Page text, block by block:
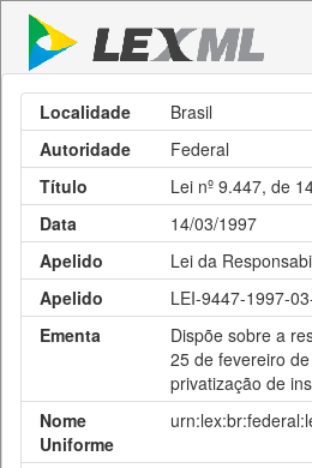
Localidade
Brasil
Autoridade
Federal
Título
Lei nº 9.447, de
Data
14/03/1997
Apelido
Lei da
Apelido
LEI-9447-1997-
Ementa
Dispõe sobre a
25 de fevereiro
privatização de
Nome
Uniforme